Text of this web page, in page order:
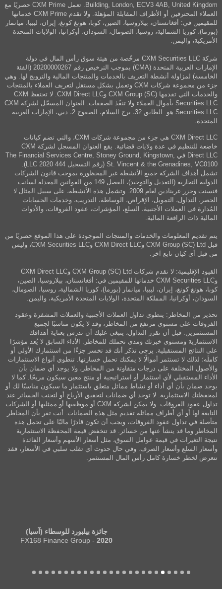
Building, London, ECV3 4AB, United Kingdom. تعمل CXM Prime حصريًا مع
العملاء المحترفين أو الأطراف المقابلة المؤهلة. ولا تقدم CXM Prime خدماتها
للمقيمين في: أفغانستان، بيلاروسيا، الصين، كوبا، هونغ كونغ، إيران، ليبيا، ميانمار
(بورما)، كوريا الشمالية، روسيا، الصومال، السودان، أوكرانيا، الولايات المتحدة
الأمريكية، واليمن.
شركة CXM Securities LLC مرخّصة من هيئة سوق رأس المال في دولة
الإمارات العربية المتحدة (CMA) بموجب الترخيص رقم 20200000267 (الفئة
الخامسة) لمزاولة أنشطة التعريف بالخدمات والمنتجات المالية والترويج لها. وهي
جزء من مجموعة شركات CXM وتعمل بشكل مستقل لتعريف العملاء بالمنتجات
والخدمات التي تقدمها CXM Group (SC) وCXM Direct LLC. لا تحتفظ CXM
Securities LLC بأموال العملاء ولا تنفّذ الصفقات. العنوان المسجّل لشركة CXM
Securities LLC هو: الطابق 32، برج السلام، الصفوح 2، دبي، الإمارات العربية
المتحدة.
CXM Direct LLC هي جزء من مجموعة شركات CXM، والتي تضم كيانات
خاضعة للتنظيم في عدة ولايات قضائية. يقع العنوان المسجل لشركة CXM
Direct LLC في The Financial Services Centre, Stoney Ground, Kingstown,
St. Vincent & the Grenadines, VC0100 (رقم التسجيل 444 LLC 2020).
تشمل أهداف الشركة جميع الأنشطة غير المحظورة بموجب قانون الشركات
الدولية التجارية (التعديل والتوحيد)، الفصل 149 من القوانين المعدلة لسانت
فنسنت وجزر غرينادين لعام 2009. وتشمل هذه الأنشطة، على سبيل المثال لا
الحصر، التداول، التمويل، الإقراض، الوساطة، التدريب، وخدمات الحسابات
المُدارة في العملات الأجنبية، السلع، المؤشرات، عقود الفروقات، والأدوات
المالية ذات الرافعة المالية.
يتم تقديم المعلومات والخدمات والمنتجات الموجودة على هذا الموقع حصريًا من
قبل CXM Group (SC) Ltd وCXM Direct LLC وCXM Securities LLC، وليس
من قبل أي كيان تابع آخر.
القيود الإقليمية: لا تقدم شركات CXM Group (SC) Ltd وCXM Direct LLC
وCXM Securities LLC خدماتها للمقيمين في: أفغانستان، بيلاروسيا، الصين،
كوبا، هونغ كونغ، إيران، ليبيا، ميانمار (بورما)، كوريا الشمالية، روسيا، الصومال،
السودان، أوكرانيا، المملكة المتحدة، الولايات المتحدة الأمريكية، واليمن.
تحذير من المخاطر: ينطوي تداول العملات الأجنبية والعملات المشفرة وعقود
الفروقات على مستوى مرتفع من المخاطر، وقد لا يكون مناسبًا لجميع
المستثمرين. قبل أن تقرر التداول، ينبغي عليك أن تدرس بعناية أهدافك
الاستثمارية ومستوى خبرتك ومدى تحملك للمخاطر. الأداء السابق لا يُعد مؤشرًا
على النتائج المستقبلية. يرجى تذكر أنك قد تخسر جزءًا من استثمارك الأولي أو
كاملَه؛ لذلك لا تستثمر أموالًا لا يمكنك تحمل خسارتها. تنطوي أنواع الاستثمارات
والأصول المختلفة على درجات متفاوتة من المخاطر، ولا يوجد أي ضمان بأن
الأداء المستقبلي لأي استثمار أو استراتيجية أو منتج معين سيكون مربحًا. كما لا
يوجد ضمان بأن أي أداء أو نشاط مماثل متعلق باستثمار ما سيكون مناسبًا لك أو
لمحفظتك الاستثمارية. لا توجد أي ضمانات لتحقيق الأرباح أو لتجنب الخسائر عند
تداول عقود الفروقات. ولا يمكن لشركة CXM أو موظفيها أو ممثليها أو الشركات
التابعة لها أو أي أطراف مماثلة تقديم مثل هذه الضمانات. أنت تقر بأن المخاطر
متأصلة في تداول عقود الفروقات، ويجب أن تكون قادرًا ماليًا على تحمل هذه
المخاطر وما قد ينشأ عنها من خسائر. قد تنخفض قيمة المحفظة الاستثمارية
نتيجة التغيرات في قيمة عوامل السوق، مثل أسعار الأسهم وأسعار الفائدة
وأسعار السلع وأسعار الصرف. وفي حال حدوث أي تقلب سلبي في الأسعار، فقد
تتعرض لخطر خسارة كامل رأس المال المستثمر.
جائزة بيلبورد للوسطاء (آسيا)